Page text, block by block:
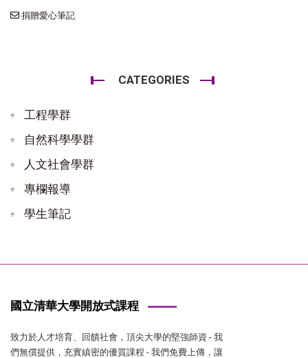
捐贈愛心筆記
CATEGORIES
工程學群
自然科學學群
人文社會學群
專欄報導
學生筆記
國立清華大學開放式課程
致力於人才培育、回饋社會，頂尖大學的堅強師資 - 我
們無償提供，充實縝密的優質課程 - 我們免費上傳，讓